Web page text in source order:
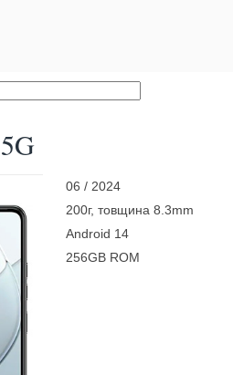
06 / 2024
200г, товщина 8.3mm
Android 14
256GB ROM